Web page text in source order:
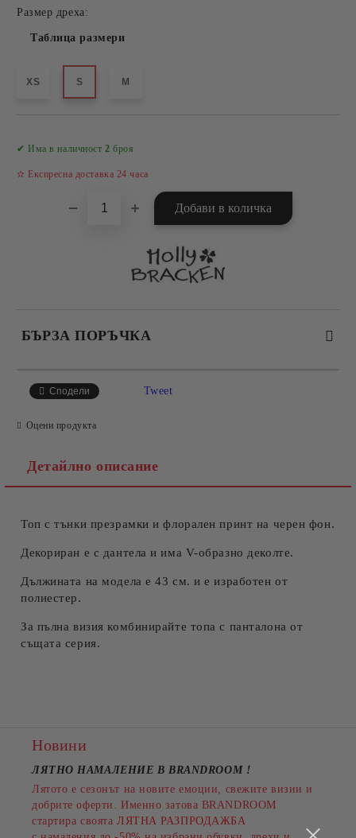
Размер дреха:
Таблица размери
XS S M
✔ Има в наличност2 броя
✫ Експресна доставка 24 часа
БЪРЗА ПОРЪЧКА
Съгласен съм сПолитиката за лични данни
Ние ще се свържем с вас в рамките на работния ден.
Сподели Tweet
Оцени продукта
Детайлно описание
Топ с тънки презрамки и флорален принт на черен фон.
Декориран е с дантела и има V-образно деколте.
Дължината на модела е 43 см. и е изработен от
полиестер.
За пълна визия комбинирайте топа с панталона от
същата серия.
Новини
ЛЯТНО НАМАЛЕНИЕ В BRANDROOM !
Лятото е сезонът на новите емоции, свежите визии и
добрите оферти. Именно затова BRANDROOM
стартира своята ЛЯТНА РАЗПРОДАЖБА